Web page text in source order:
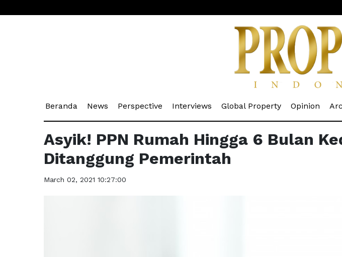
Beranda (current)
News (current)
Perspective (current)
Interviews (current)
Global Property(current)
Opinion
Asyik! PPN Rumah Hingga 6 Bulan
Ditanggung Pemerintah
March 02, 2021 10:27:00